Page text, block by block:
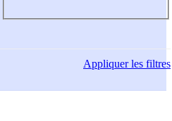
Appliquerles filtres